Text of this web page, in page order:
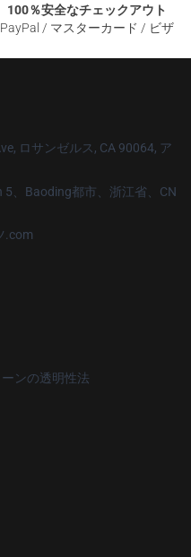
100％安全なチェックアウト
PayPal / マスターカード / ビザ
ロサンゼルス, CA 90064, ア
、Baoding都市、浙江省、CN
.com
ンの透明性法